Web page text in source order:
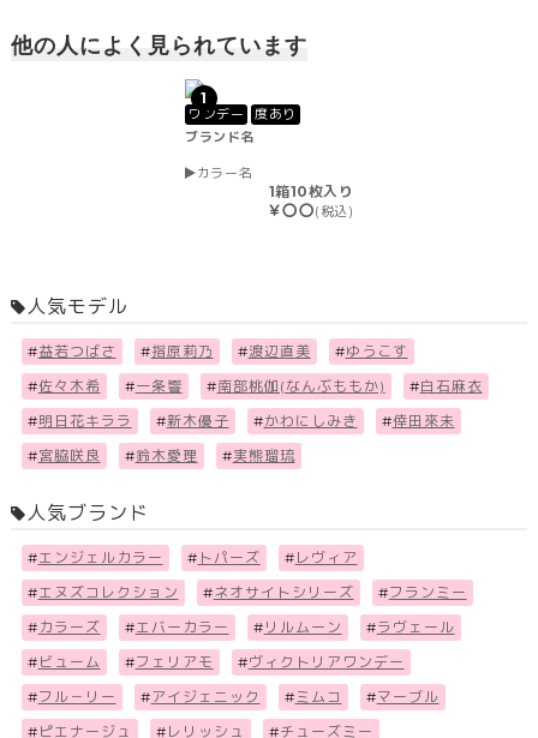
他の人によく見られています
1
ワンデー
度あり
ブランド名
カラー名
1箱10枚入り
￥〇〇(税込)
人気モデル
#益若つばさ #指原莉乃 #渡辺直美 #ゆうこす
#佐々木希 #一条響 #南部桃伽(なんぶももか) #白石麻衣
#明日花キララ #新木優子 #かわにしみき #倖田來未
#宮脇咲良 #鈴木愛理 #実熊瑠琉
人気ブランド
#エンジェルカラー # トパーズ # レヴィア
#エヌズコレクション #ネオサイトシリーズ #フランミー
# カラーズ #エバーカラー # リルムーン #ラヴェール
# ビューム #フェリアモ #ヴィクトリアワンデー
#フル－リー #アイジェニック #ミムコ #マーブル
# ピエナージュ # レリッシュ #チューズミー